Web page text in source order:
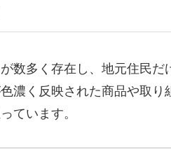
数多く存在し、地元住民だ
濃く反映された商品や取り
ています。